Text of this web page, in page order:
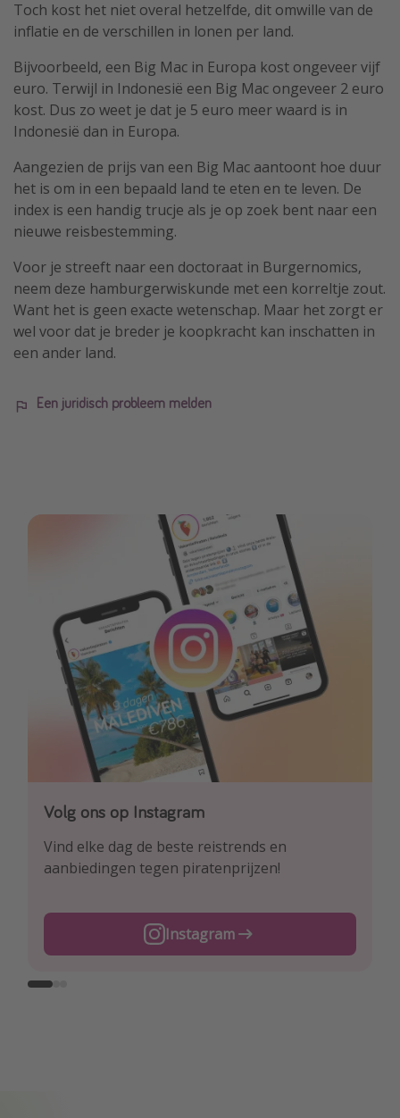
Disneyland Parijs
Strandvakantie in Italië
Strandvakantie in Nederland
All inclusive vakantie in Griekenland
Toch kost het niet overal hetzelfde, dit omwille van de
inflatie en de verschillen in lonen per land.
Bijvoorbeeld, een Big Mac in Europa kost ongeveer vijf
euro. Terwijl in Indonesië een Big Mac ongeveer 2 euro
kost. Dus zo weet je dat je 5 euro meer waard is in
Indonesië dan in Europa.
Aangezien de prijs van een Big Mac aantoont hoe duur
het is om in een bepaald land te eten en te leven. De
index is een handig trucje als je op zoek bent naar een
nieuwe reisbestemming.
Voor je streeft naar een doctoraat in Burgernomics,
neem deze hamburgerwiskunde met een korreltje zout.
Want het is geen exacte wetenschap. Maar het zorgt er
wel voor dat je breder je koopkracht kan inschatten in
een ander land.
Een juridisch probleem melden
Volg ons op Instagram
Vind elke dag de beste reistrends en
aanbiedingen tegen piratenprijzen!
Instagram
Volg ons op Facebook
Ontdek onze dagelijkse reis- en
vluchtaanbiedingen tegen piratenprijzen!
Facebook
Volg ons op TikTok
Voor de heetste deals en beste reis-hacks!
TikTok